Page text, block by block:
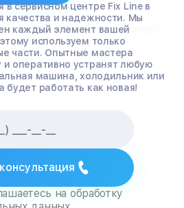
сервисном центре Fix Line в
качества и надежности. Мы
каждый элемент вашей
используем только
части. Опытные мастера
и оперативно устранят любую
машина, холодильник или
будет работать как новая!
на обработку